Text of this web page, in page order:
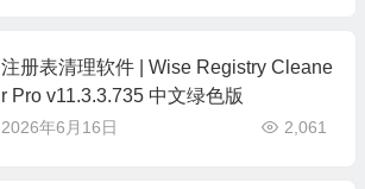
注册表清理软件 | Wise Registry Cleane
r Pro v11.3.3.735 中文绿色版
2026年6月16日 2,061